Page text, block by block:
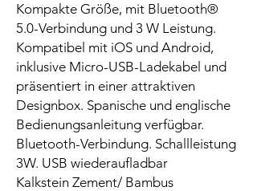
Kompakte Größe, mit Bluetooth®
5.0-Verbindung und 3 W Leistung.
Kompatibel mit iOS und Android,
inklusive Micro-USB-Ladekabel und
präsentiert in einer attraktiven
Designbox. Spanische und englische
Bedienungsanleitung verfügbar.
Bluetooth-Verbindung. Schallleistung
3W. USB wiederaufladbar
Kalkstein Zement/ Bambus